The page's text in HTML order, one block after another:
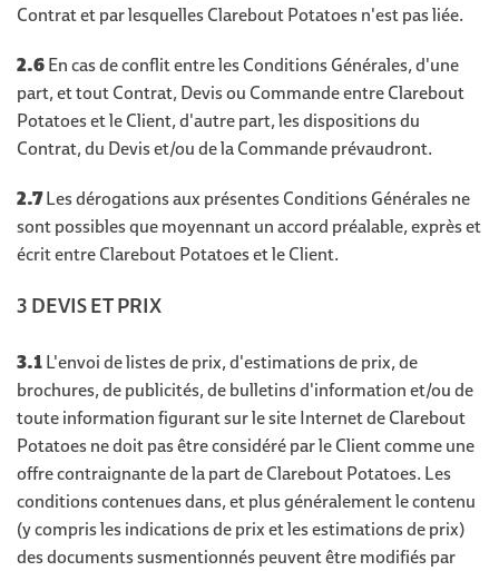
Contrat et par lesquelles Clarebout Potatoes n'est pas liée.
2.6En cas de conflit entre les Conditions Générales, d'une
part, et tout Contrat, Devis ou Commande entre Clarebout
Potatoes et le Client, d'autre part, les dispositions du
Contrat, du Devis et/ou de la Commande prévaudront.
2.7Les dérogations aux présentes Conditions Générales ne
sont possibles que moyennant un accord préalable, exprès et
écrit entre Clarebout Potatoes et le Client.
3 DEVIS ET PRIX
3.1L'envoi de listes de prix, d'estimations de prix, de
brochures, de publicités, de bulletins d'information et/ou de
toute information figurant sur le site Internet de Clarebout
Potatoes ne doit pas être considéré par le Client comme une
offre contraignante de la part de Clarebout Potatoes. Les
conditions contenues dans, et plus généralement le contenu
(y compris les indications de prix et les estimations de prix)
des documents susmentionnés peuvent être modifiés par